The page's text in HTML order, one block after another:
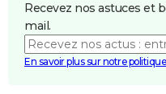
Recevez nos astuces et
mail.
En savoir plus sur notre